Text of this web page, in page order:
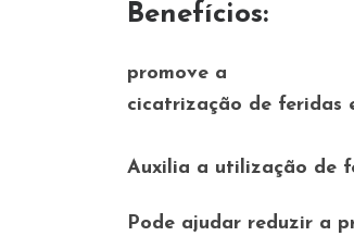
Benefícios:
promove a
cicatrização de feridas
Auxilia a utilização de
Pode ajudar reduzir a